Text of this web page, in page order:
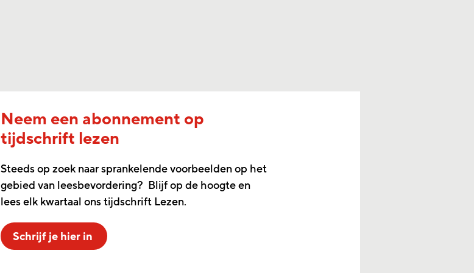
Neem een abonnement op
tijdschrift lezen
Steeds op zoek naar sprankelende voorbeelden op het
gebied van leesbevordering? Blijf op de hoogte en
lees elk kwartaal ons tijdschrift Lezen.
Schrijf je hier in